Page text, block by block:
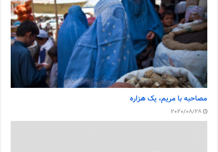
مصاحبه با مریم، یک هزاره
2020/08/28